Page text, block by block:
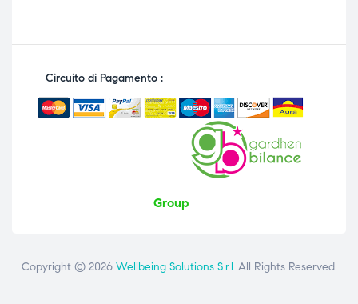
Circuito di Pagamento :
Group
Copyright © 2026 Wellbeing Solutions S.r.l..All Rights Reserved.